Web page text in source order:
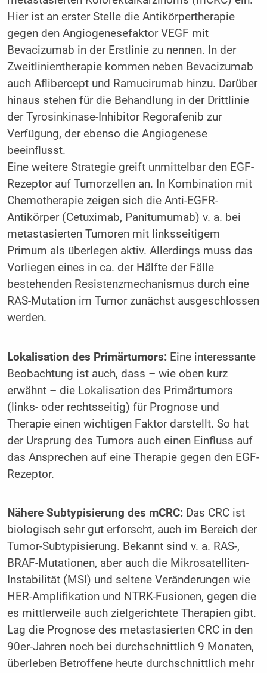
Hier ist an erster Stelle die Antikörpertherapie
gegen den Angiogenesefaktor VEGF mit
Bevacizumab in der Erstlinie zu nennen. In der
Zweitlinientherapie kommen neben Bevacizumab
auch Aflibercept und Ramucirumab hinzu. Darüber
hinaus stehen für die Behandlung in der Drittlinie
der Tyrosinkinase-Inhibitor Regorafenib zur
Verfügung, der ebenso die Angiogenese
beeinflusst.
Eine weitere Strategie greift unmittelbar den EGF-
Rezeptor auf Tumorzellen an. In Kombination mit
Chemotherapie zeigen sich die Anti-EGFR-
Antikörper (Cetuximab, Panitumumab) v. a. bei
metastasierten Tumoren mit linksseitigem
Primum als überlegen aktiv. Allerdings muss das
Vorliegen eines in ca. der Hälfte der Fälle
bestehenden Resistenzmechanismus durch eine
RAS-Mutation im Tumor zunächst ausgeschlossen
werden.
Lokalisation des Primärtumors:Eine interessante
Beobachtung ist auch, dass – wie oben kurz
erwähnt – die Lokalisation des Primärtumors
(links- oder rechtsseitig) für Prognose und
Therapie einen wichtigen Faktor darstellt. So hat
der Ursprung des Tumors auch einen Einfluss auf
das Ansprechen auf eine Therapie gegen den EGF-
Rezeptor.
Nähere Subtypisierung des mCRC:Das CRC ist
biologisch sehr gut erforscht, auch im Bereich der
Tumor-Subtypisierung. Bekannt sind v. a. RAS-,
BRAF-Mutationen, aber auch die Mikrosatelliten-
Instabilität (MSI) und seltene Veränderungen wie
HER-Amplifikation und NTRK-Fusionen, gegen die
es mittlerweile auch zielgerichtete Therapien gibt.
Lag die Prognose des metastasierten CRC in den
90er-Jahren noch bei durchschnittlich 9 Monaten,
überleben Betroffene heute durchschnittlich mehr